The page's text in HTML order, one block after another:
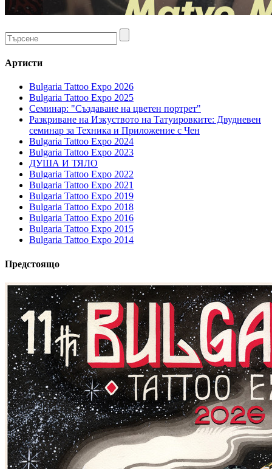
Артисти
Bulgaria Tattoo Expo 2026
Bulgaria Tattoo Expo 2025
Семинар: "Създаване на цветен портрет"
Разкриване на Изкуството на Татуировките: Двудневен
семинар за Техника и Приложение с Чен
Bulgaria Tattoo Expo 2024
Bulgaria Tattoo Expo 2023
ДУША И ТЯЛО
Bulgaria Tattoo Expo 2022
Bulgaria Tattoo Expo 2021
Bulgaria Tattoo Expo 2019
Bulgaria Tattoo Expo 2018
Bulgaria Tattoo Expo 2016
Bulgaria Tattoo Expo 2015
Bulgaria Tattoo Expo 2014
Предстоящо